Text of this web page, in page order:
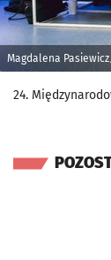
Magdalena
24.